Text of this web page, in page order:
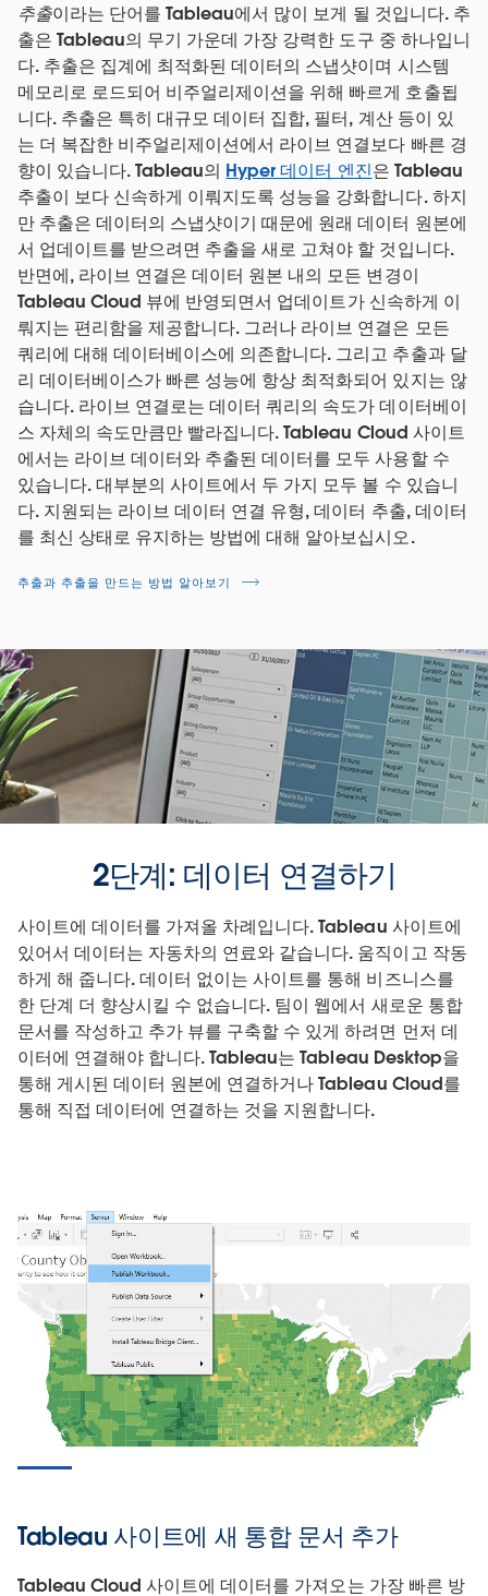
추출이라는 단어를 Tableau에서 많이 보게 될 것입니다. 추
출은 Tableau의 무기 가운데 가장 강력한 도구 중 하나입니
다. 추출은 집계에 최적화된 데이터의 스냅샷이며 시스템
메모리로 로드되어 비주얼리제이션을 위해 빠르게 호출됩
니다. 추출은 특히 대규모 데이터 집합, 필터, 계산 등이 있
는 더 복잡한 비주얼리제이션에서 라이브 연결보다 빠른 경
향이 있습니다. Tableau의 Hyper 데이터 엔진은 Tableau
추출이 보다 신속하게 이뤄지도록 성능을 강화합니다. 하지
만 추출은 데이터의 스냅샷이기 때문에 원래 데이터 원본에
서 업데이트를 받으려면 추출을 새로 고쳐야 할 것입니다.
반면에, 라이브 연결은 데이터 원본 내의 모든 변경이
Tableau Cloud 뷰에 반영되면서 업데이트가 신속하게 이
뤄지는 편리함을 제공합니다. 그러나 라이브 연결은 모든
쿼리에 대해 데이터베이스에 의존합니다. 그리고 추출과 달
리 데이터베이스가 빠른 성능에 항상 최적화되어 있지는 않
습니다. 라이브 연결로는 데이터 쿼리의 속도가 데이터베이
스 자체의 속도만큼만 빨라집니다. Tableau Cloud 사이트
에서는 라이브 데이터와 추출된 데이터를 모두 사용할 수
있습니다. 대부분의 사이트에서 두 가지 모두 볼 수 있습니
다. 지원되는 라이브 데이터 연결 유형, 데이터 추출, 데이터
를 최신 상태로 유지하는 방법에 대해 알아보십시오.
추출과 추출을 만드는 방법 알아보기
2단계: 데이터 연결하기
사이트에 데이터를 가져올 차례입니다. Tableau 사이트에
있어서 데이터는 자동차의 연료와 같습니다. 움직이고 작동
하게 해 줍니다. 데이터 없이는 사이트를 통해 비즈니스를
한 단계 더 향상시킬 수 없습니다. 팀이 웹에서 새로운 통합
문서를 작성하고 추가 뷰를 구축할 수 있게 하려면 먼저 데
이터에 연결해야 합니다. Tableau는 Tableau Desktop을
통해 게시된 데이터 원본에 연결하거나 Tableau Cloud를
통해 직접 데이터에 연결하는 것을 지원합니다.
Tableau 사이트에 새 통합 문서 추가
Tableau Cloud 사이트에 데이터를 가져오는 가장 빠른 방